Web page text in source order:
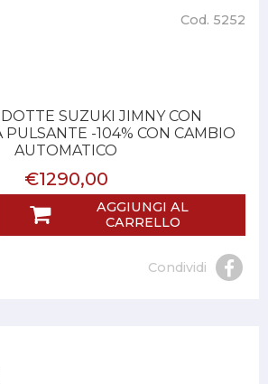
Cod. 5252
SUZUKI JIMNY CON
PULSANTE -104% CON CAMBIO
AUTOMATICO
€1290,00
AGGIUNGI AL
CARRELLO
Condividi